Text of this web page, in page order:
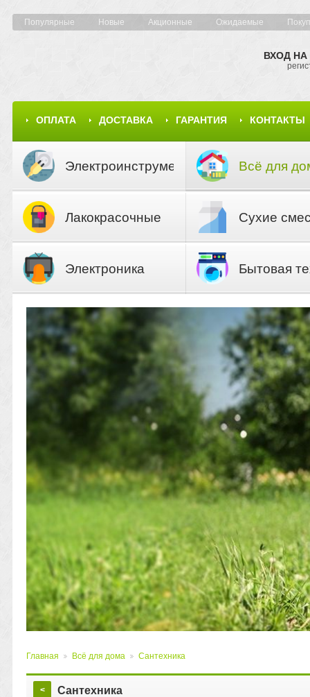
Популярные Новые Акционные Ожидаемые
ОПЛАТА ДОСТАВКА ГАРАНТИЯ КОНТАКТЫ
КАРТА САЙТА
ВХОД НА
Электроинструмент Всё для
Лакокрасочные
Сухие
Электроника Бытовая
Главная Всё для дома Сантехника
< Сантехника